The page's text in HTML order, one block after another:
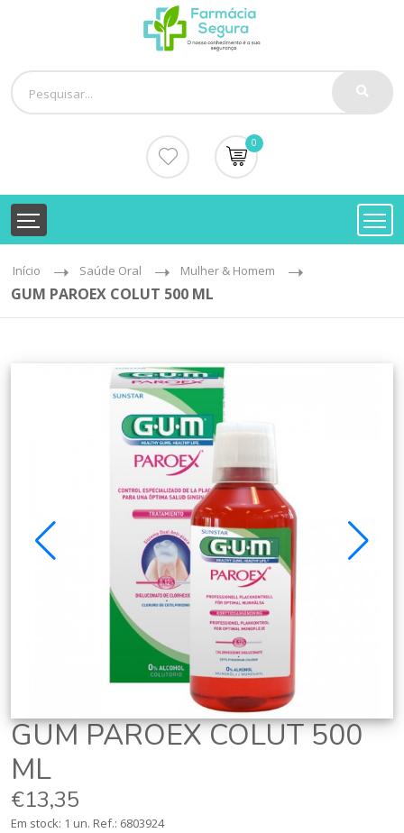
0
Início Saúde Oral Mulher & Homem
GUM PAROEX COLUT 500 ML
GUM PAROEX COLUT 500
ML
€13,35
Em stock: 1 un. Ref.: 6803924